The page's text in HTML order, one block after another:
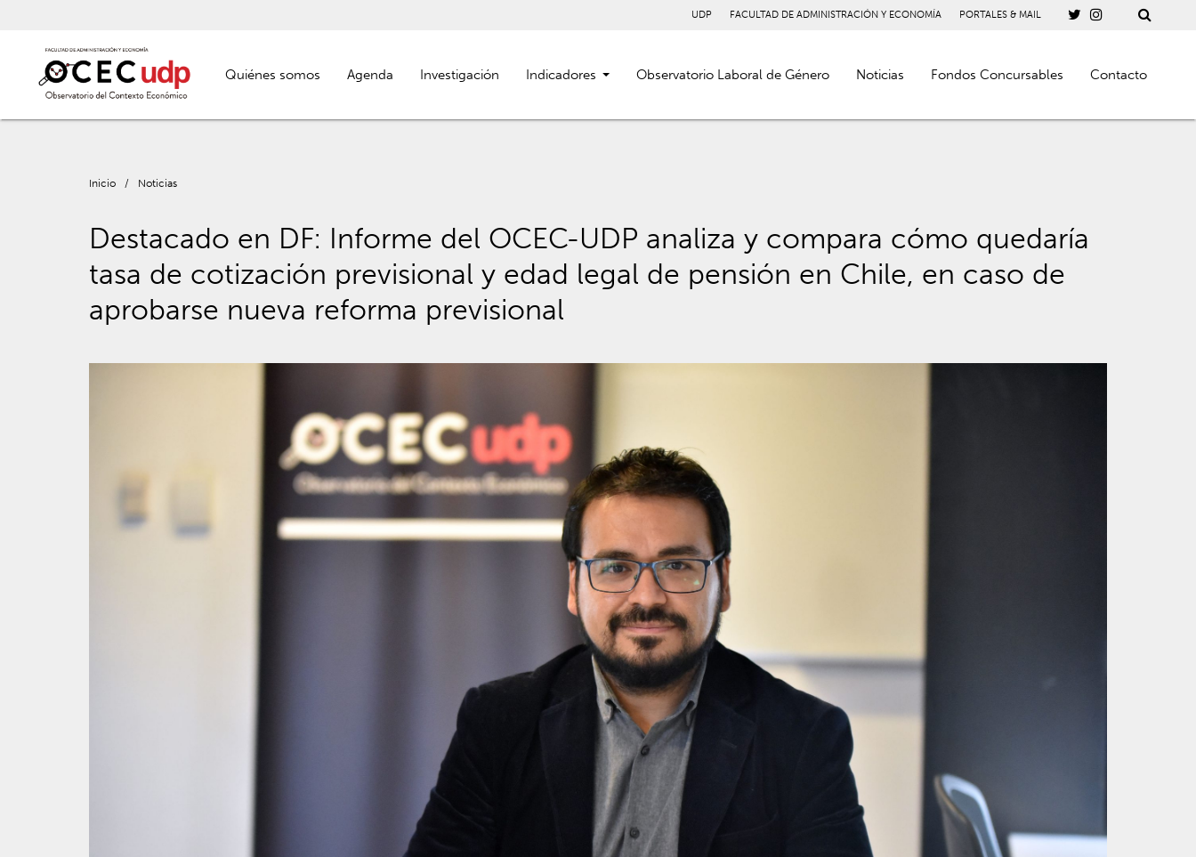
UDP FACULTAD DE ADMINISTRACIÓN Y ECONOMÍA PORTALES & MAIL
Quiénes somos Agenda Investigación Indicadores Observatorio Laboral de Género Noticias Fondos Concursables Contacto
Inicio / Noticias
Destacado en DF: Informe del OCEC-UDP analiza y compara cómo quedaría
tasa de cotización previsional y edad legal de pensión en Chile, en caso de
aprobarse nueva reforma previsional